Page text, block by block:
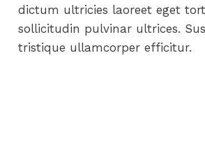
dictum ultricies laoreet eget
sollicitudin pulvinar ultrices.
tristique ullamcorper efficitur.